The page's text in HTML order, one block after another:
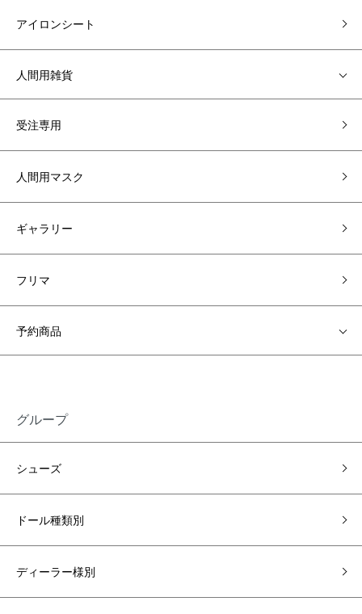
アイロンシート
人間用雑貨
受注専用
人間用マスク
ギャラリー
フリマ
予約商品
グループ
シューズ
ドール種類別
ディーラー様別